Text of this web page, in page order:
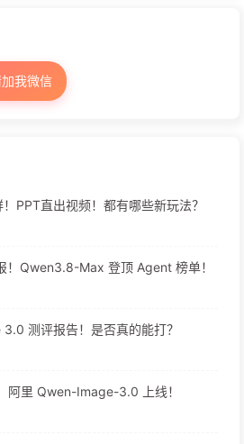
我微信
PPT直出视频！都有哪些新玩法？
！Qwen3.8-Max 登顶 Agent 榜单！
测评报告！是否真的能打？
阿里 Qwen-Image-3.0 上线！